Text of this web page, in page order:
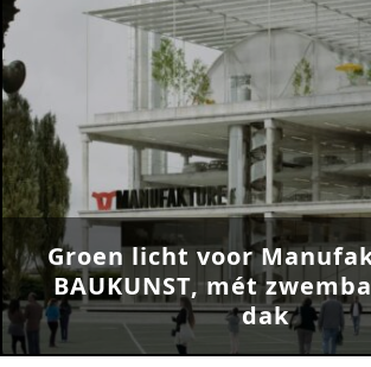
Groen licht voor
BAUKUNST, mét
dak